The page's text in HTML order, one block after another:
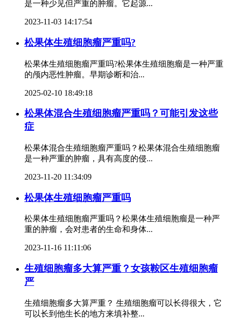
是一种少见但严重的肿瘤。它起源...
2023-11-03 14:17:54
松果体生殖细胞瘤严重吗?
松果体生殖细胞瘤严重吗?松果体生殖细胞瘤是一种严重
的颅内恶性肿瘤。早期诊断和治...
2025-02-10 18:49:18
松果体混合生殖细胞瘤严重吗？可能引发这些
症
松果体混合生殖细胞瘤严重吗？松果体混合生殖细胞瘤
是一种严重的肿瘤，具有高度的侵...
2023-11-20 11:34:09
松果体生殖细胞瘤严重吗
松果体生殖细胞瘤严重吗？松果体生殖细胞瘤是一种严
重的肿瘤，会对患者的生命和身体...
2023-11-16 11:11:06
生殖细胞瘤多大算严重？女孩鞍区生殖细胞瘤
严
生殖细胞瘤多大算严重？ 生殖细胞瘤可以长得很大，它
可以长到他生长的地方来填补整...